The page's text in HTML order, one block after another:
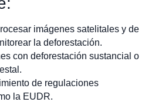
imágenes satelitales y de
la deforestación.
con deforestación sustancial o
de regulaciones
la EUDR.